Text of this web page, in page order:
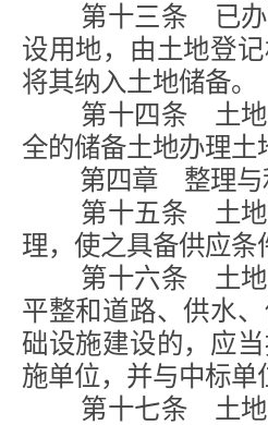
第十三条 已办理
设用地，由土地登
将其纳入土地储备。
第十四条 土地登
全的储备土地办理
第四章 整理与
第十五条 土地储
理，使之具备供应条
第十六条 土地储
平整和道路、供水
础设施建设的，应
施单位，并与中标
第十七条 土地储